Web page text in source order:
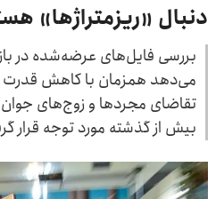
دنبال «ریزمتراژها»
بررسی فایل‌های عرضه‌شده در
می‌دهد همزمان با کاهش قدرت
تقاضای مجردها و زوج‌های جوان،
بیش از گذشته مورد توجه قرار